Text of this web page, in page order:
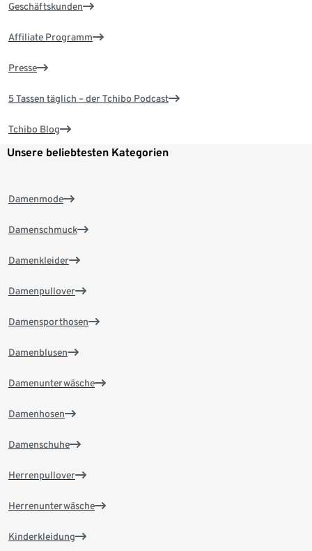
Geschäftskunden
Affiliate Programm
Presse
5 Tassen täglich – der Tchibo Podcast
Tchibo Blog
Unsere beliebtesten Kategorien
Damenmode
Damenschmuck
Damenkleider
Damenpullover
Damensporthosen
Damenblusen
Damenunterwäsche
Damenhosen
Damenschuhe
Herrenpullover
Herrenunterwäsche
Kinderkleidung